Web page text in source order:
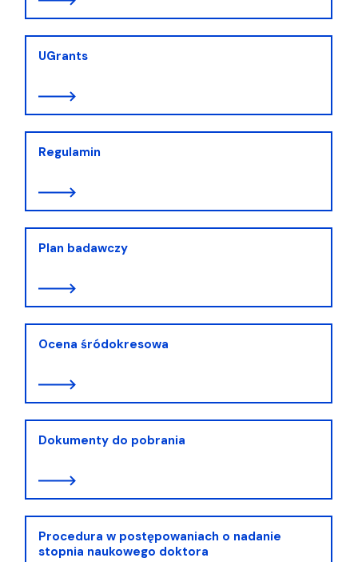
UGrants
Regulamin
Plan badawczy
Ocena śródokresowa
Dokumenty do pobrania
Procedura w postępowaniach o nadanie
stopnia naukowego doktora